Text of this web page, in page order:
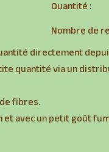
Quantité :
Nombre de
directement
quantitévia un
fibres.
avec un petit goût